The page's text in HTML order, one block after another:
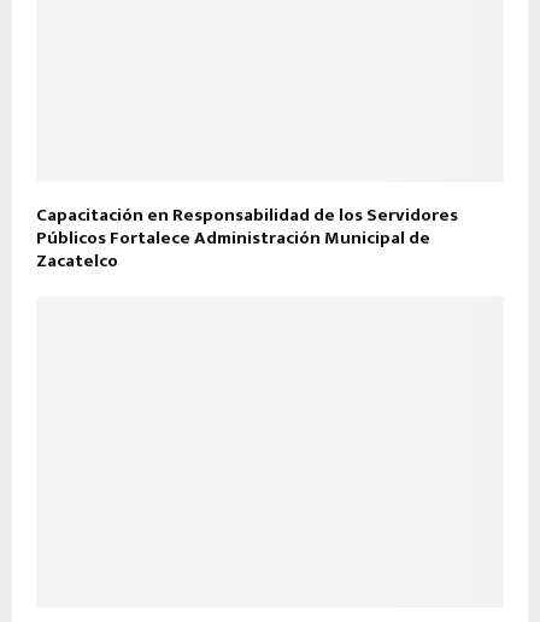
Capacitación en Responsabilidad de los Servidores
Públicos Fortalece Administración Municipal de
Zacatelco